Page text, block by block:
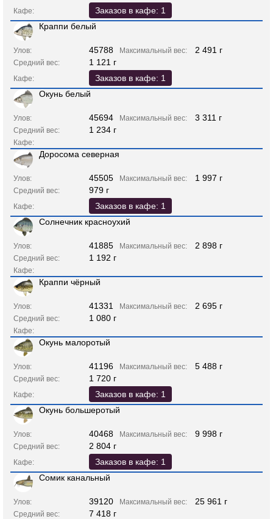
Кафе:
Заказов в кафе: 1
Краппи белый
Улов: 45788 Максимальный вес: 2 491 г
Средний вес: 1 121 г
Кафе:
Заказов в кафе: 1
Окунь белый
Улов: 45694 Максимальный вес: 3 311 г
Средний вес: 1 234 г
Кафе:
Доросома северная
Улов: 45505 Максимальный вес: 1 997 г
Средний вес: 979 г
Кафе:
Заказов в кафе: 1
Солнечник красноухий
Улов: 41885 Максимальный вес: 2 898 г
Средний вес: 1 192 г
Кафе:
Краппи чёрный
Улов: 41331 Максимальный вес: 2 695 г
Средний вес: 1 080 г
Кафе:
Окунь малоротый
Улов: 41196 Максимальный вес: 5 488 г
Средний вес: 1 720 г
Кафе:
Заказов в кафе: 1
Окунь большеротый
Улов: 40468 Максимальный вес: 9 998 г
Средний вес: 2 804 г
Кафе:
Заказов в кафе: 1
Сомик канальный
Улов: 39120 Максимальный вес: 25 961 г
Средний вес: 7 418 г